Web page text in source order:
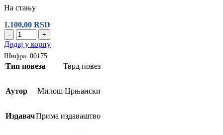
На стању
1.100,00 RSD
- +
Додај у корпу
Шифра: 00175
Тип повеза Тврд повез
Аутор Милош Црњански
ИздавачПрима издаваштво